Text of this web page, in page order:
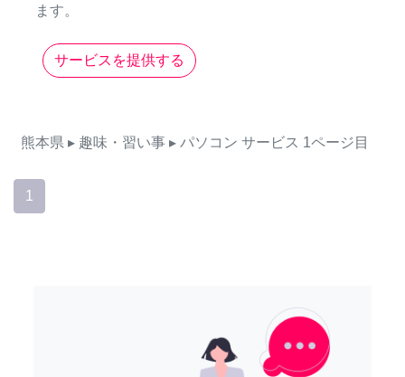
ます。
サービスを提供する
熊本県 ▸ 趣味・習い事 ▸ パソコン サービス 1ページ目
1